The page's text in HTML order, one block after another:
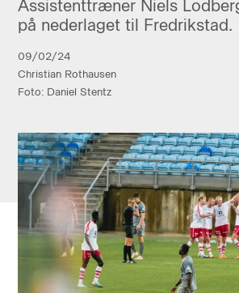
Assistenttræner Niels
på nederlaget til Fredrikstad.
09/02/24
Christian Rothausen
Foto: Daniel Stentz